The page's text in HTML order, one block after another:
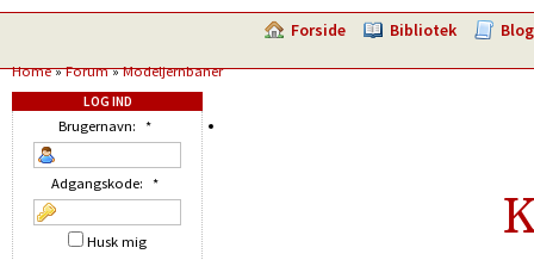
Forside Bibliotek Blog
Home»Forum»Modeljernbaner
LOG IND
Brugernavn: *
Adgangskode: *
Husk mig